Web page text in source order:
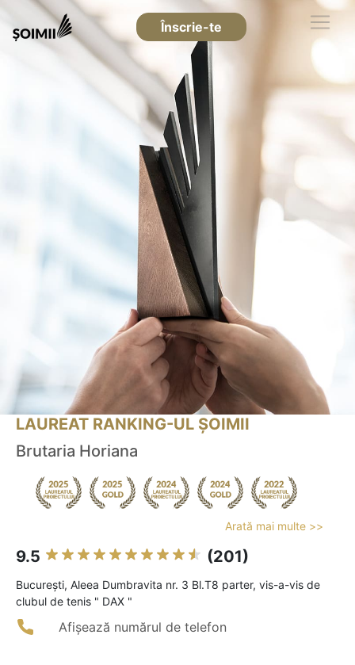
Înscrie-te
LAUREAT RANKING-UL ȘOIMII
Brutaria Horiana
Arată mai multe >>
9.5 (201)
Bucureşti, Aleea Dumbravita nr. 3 Bl.T8 parter, vis-a-vis de
clubul de tenis " DAX "
Afișează numărul de telefon